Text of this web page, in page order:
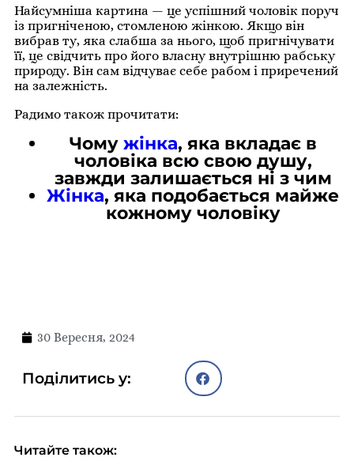
Найсумніша картина — це успішний чоловік поруч
із пригніченою, стомленою жінкою. Якщо він
вибрав ту, яка слабша за нього, щоб пригнічувати
її, це свідчить про його власну внутрішню рабську
природу. Він сам відчуває себе рабом і приречений
на залежність.
Радимо також прочитати:
Чому жінка, яка вкладає в
чоловіка всю свою душу,
завжди залишається ні з чим
Жінка, яка подобається майже
кожному чоловіку
30 Вересня, 2024
Поділитись у:
Читайте також: